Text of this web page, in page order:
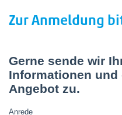
Zur Anmeldung